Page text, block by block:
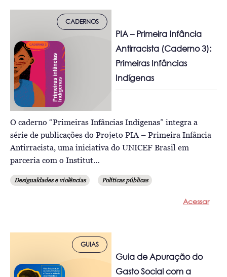
CADERNOS
PIA – Primeira Infância
Antirracista (Caderno 3):
Primeiras Infâncias
Indígenas
O caderno “Primeiras Infâncias Indígenas” integra a
série de publicações do Projeto PIA – Primeira Infância
Antirracista, uma iniciativa do UNICEF Brasil em
parceria com o Institut…
Desigualdades e violências Políticas públicas
Acessar
GUIAS
Guia de Apuração do
Gasto Social com a